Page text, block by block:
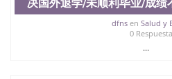
University, 又译为“圣荷西州立
年，简称SJSU，是加州历史
西地区的公立大学之一。位于
心，占地154公顷。它是一所
dfnsen Salud y
0
...